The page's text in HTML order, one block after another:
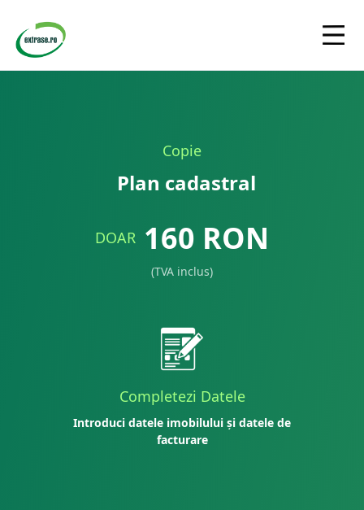
Copie
Plan cadastral
DOAR 160 RON
(TVA inclus)
Completezi Datele
Introduci datele imobilului și datele de
facturare